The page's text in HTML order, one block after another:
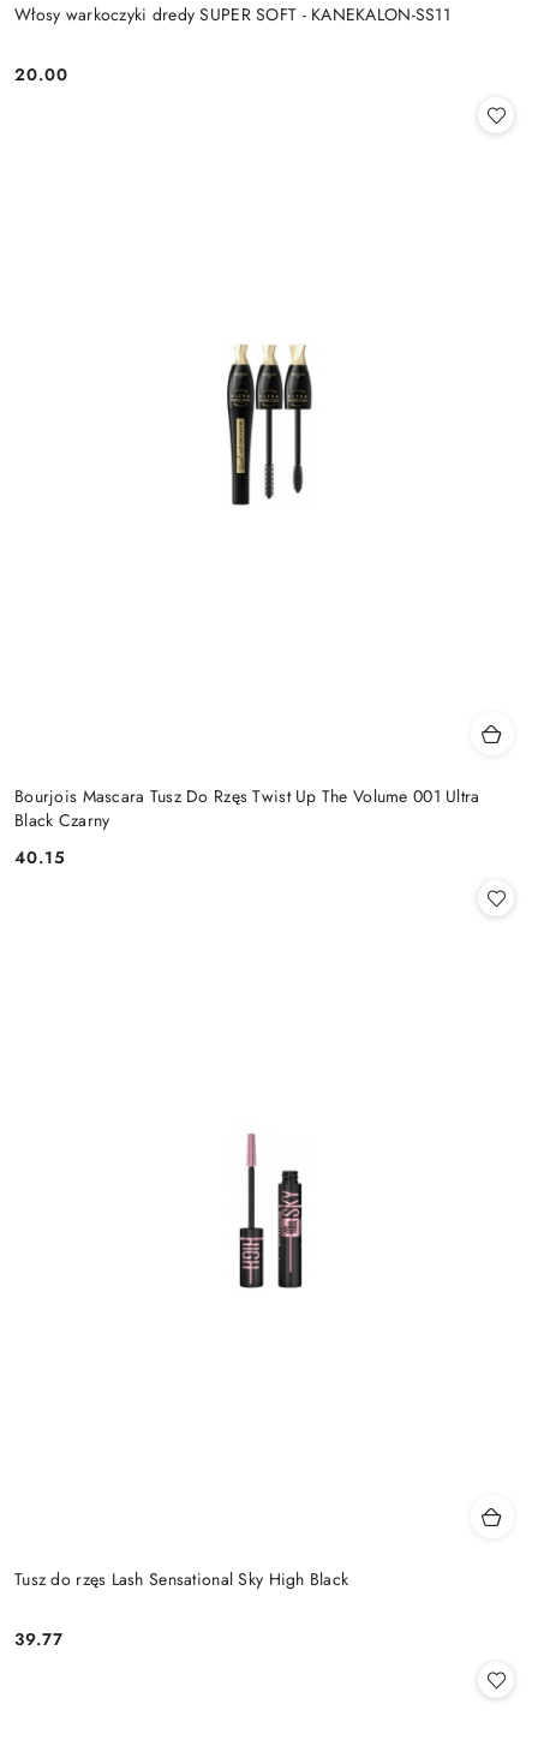
Włosy warkoczyki dredy SUPER SOFT - KANEKALON-SS11
Cena:
20.00
Bourjois Mascara Tusz Do Rzęs Twist Up The Volume 001 Ultra
Black Czarny
Cena:
40.15
Tusz do rzęs Lash Sensational Sky High Black
Cena:
39.77